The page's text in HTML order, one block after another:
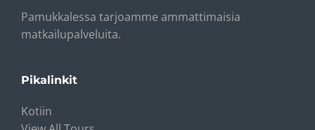
Pamukkalessa tarjoamme ammattimaisia ​​
matkailupalveluita.
Pikalinkit
Kotiin